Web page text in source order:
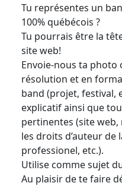
Tu représentes un
100% québécois ?
Tu pourrais être la
site web!
Envoie-nous ta photo
résolution et en
band (projet, festival,
explicatif ainsi que
pertinentes (site
les droits d’auteur de
professionel, etc.).
Utilise comme sujet
Au plaisir de te faire